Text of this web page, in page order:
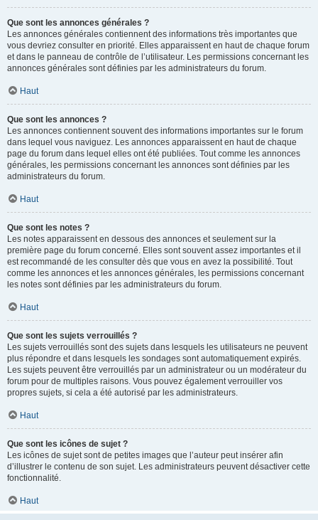
Que sont les annonces générales ?
Les annonces générales contiennent des informations très importantes que
vous devriez consulter en priorité. Elles apparaissent en haut de chaque forum
et dans le panneau de contrôle de l’utilisateur. Les permissions concernant les
annonces générales sont définies par les administrateurs du forum.
Haut
Que sont les annonces ?
Les annonces contiennent souvent des informations importantes sur le forum
dans lequel vous naviguez. Les annonces apparaissent en haut de chaque
page du forum dans lequel elles ont été publiées. Tout comme les annonces
générales, les permissions concernant les annonces sont définies par les
administrateurs du forum.
Haut
Que sont les notes ?
Les notes apparaissent en dessous des annonces et seulement sur la
première page du forum concerné. Elles sont souvent assez importantes et il
est recommandé de les consulter dès que vous en avez la possibilité. Tout
comme les annonces et les annonces générales, les permissions concernant
les notes sont définies par les administrateurs du forum.
Haut
Que sont les sujets verrouillés ?
Les sujets verrouillés sont des sujets dans lesquels les utilisateurs ne peuvent
plus répondre et dans lesquels les sondages sont automatiquement expirés.
Les sujets peuvent être verrouillés par un administrateur ou un modérateur du
forum pour de multiples raisons. Vous pouvez également verrouiller vos
propres sujets, si cela a été autorisé par les administrateurs.
Haut
Que sont les icônes de sujet ?
Les icônes de sujet sont de petites images que l’auteur peut insérer afin
d’illustrer le contenu de son sujet. Les administrateurs peuvent désactiver cette
fonctionnalité.
Haut